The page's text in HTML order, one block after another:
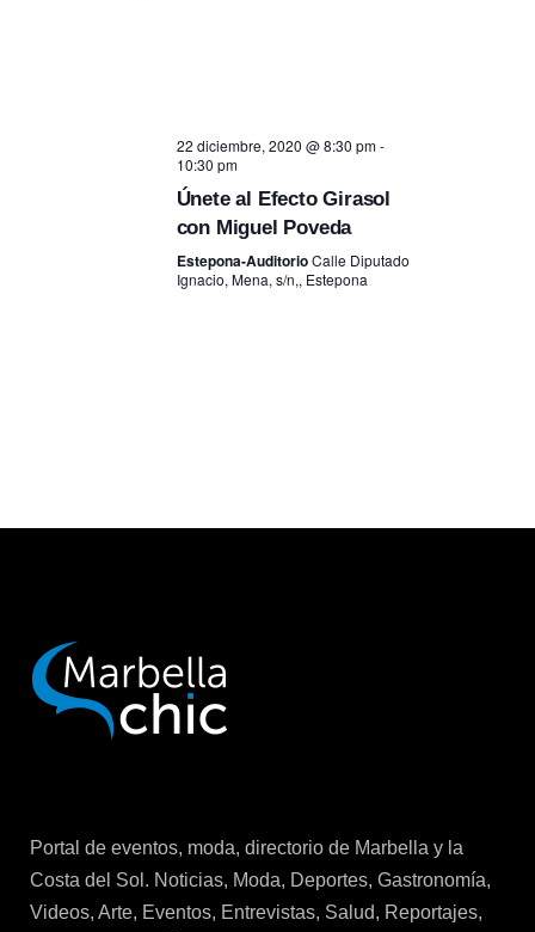
22 diciembre, 2020 @ 8:30 pm-
10:30 pm
Únete al Efecto Girasol
con Miguel Poveda
Estepona-AuditorioCalle Diputado
Ignacio, Mena, s/n,, Estepona
Portal de eventos, moda, directorio de Marbella y la
Costa del Sol. Noticias, Moda, Deportes, Gastronomía,
Videos, Arte, Eventos, Entrevistas, Salud, Reportajes,